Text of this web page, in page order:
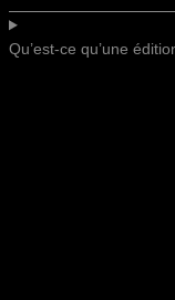
Qu’est-ce qu’une